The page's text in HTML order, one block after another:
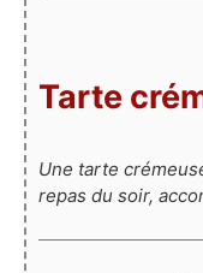
Tarte
Une tarte
repas du soir,